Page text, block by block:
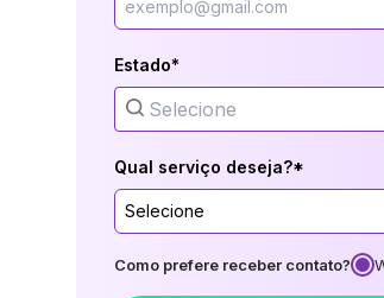
Estado*
Qual serviço deseja?*
Selecione
Como prefere receber contato?